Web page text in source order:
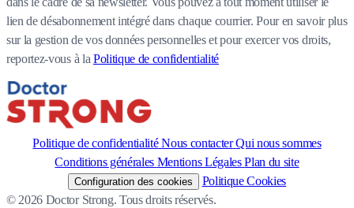
lien de désabonnement intégré dans chaque courrier. Pour en savoir plus
sur la gestion de vos données personnelles et pour exercer vos droits,
reportez-vous à la Politique de confidentialité
Politique de confidentialité Nous contacter Qui nous sommes
Conditions générales Mentions Légales Plan du site
Configuration des cookies
Politique Cookies
© 2026 Doctor Strong. Tous droits réservés.